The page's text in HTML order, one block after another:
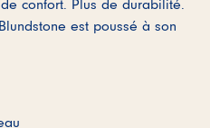
confort. Plus de durabilité.
est poussé à son